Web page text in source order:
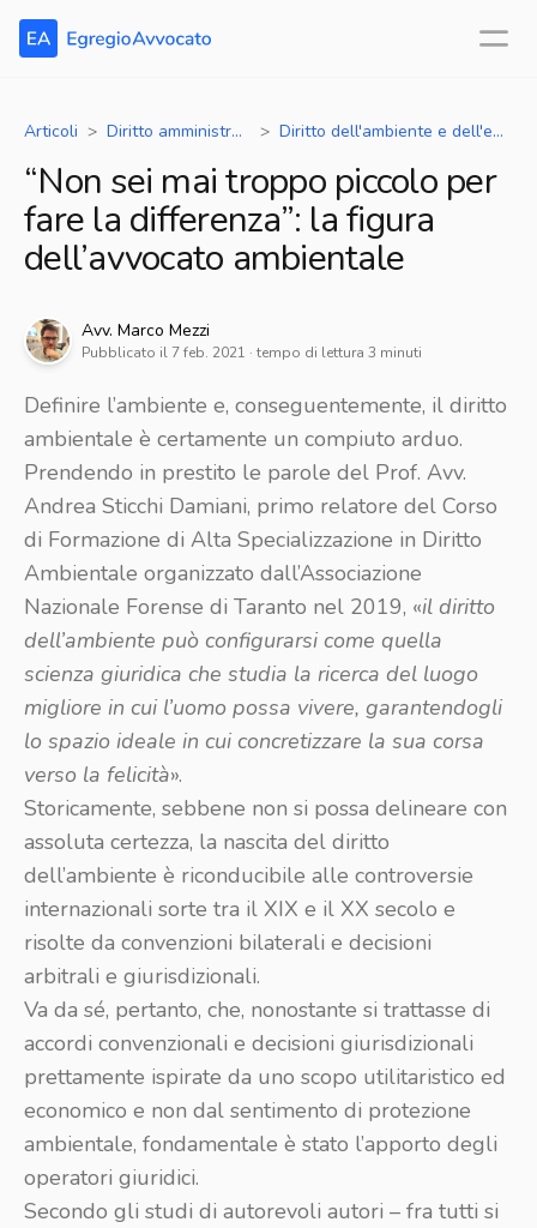
Articoli Diritto amministrativo Diritto dell'ambiente e dell'energia
“Non sei mai troppo piccolo per
fare la differenza”: la figura
dell’avvocato ambientale
Avv. Marco Mezzi
Pubblicato il 7 feb. 2021 · tempo di lettura 3 minuti
Definire l’ambiente e, conseguentemente, il diritto
ambientale è certamente un compiuto arduo.
Prendendo in prestito le parole del Prof. Avv.
Andrea Sticchi Damiani, primo relatore del Corso
di Formazione di Alta Specializzazione in Diritto
Ambientale organizzato dall’Associazione
Nazionale Forense di Taranto nel 2019, «il diritto
dell’ambiente può configurarsi come quella
scienza giuridica che studia la ricerca del luogo
migliore in cui l’uomo possa vivere, garantendogli
lo spazio ideale in cui concretizzare la sua corsa
verso la felicità».
Storicamente, sebbene non si possa delineare con
assoluta certezza, la nascita del diritto
dell’ambiente è riconducibile alle controversie
internazionali sorte tra il XIX e il XX secolo e
risolte da convenzioni bilaterali e decisioni
arbitrali e giurisdizionali.
Va da sé, pertanto, che, nonostante si trattasse di
accordi convenzionali e decisioni giurisdizionali
prettamente ispirate da uno scopo utilitaristico ed
economico e non dal sentimento di protezione
ambientale, fondamentale è stato l’apporto degli
operatori giuridici.
Secondo gli studi di autorevoli autori – fra tutti si